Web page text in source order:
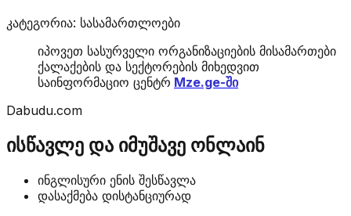
კატეგორია: სასამართლოები
იპოვეთ სასურველი ორგანიზაციების მისამართები
ქალაქების და სექტორების მიხედვით
საინფორმაციო ცენტრ Mze.ge-ში
Dabudu.com
ისწავლე და იმუშავე ონლაინ
ინგლისური ენის შესწავლა
დასაქმება დისტანციურად